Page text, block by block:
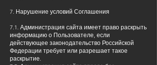
7. Нарушение условий Соглашения
7.1. Администрация сайта имеет право раскрыть
информацию о Пользователе, если
действующее законодательство Российской
Федерации требует или разрешает такое
раскрытие.